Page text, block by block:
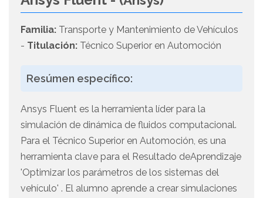
Familia: Transporte y Mantenimiento de Vehículos
- Titulación: Técnico Superior en Automoción
Resúmen específico:
Ansys Fluent es la herramienta líder para la
simulación de dinámica de fluidos computacional.
Para el Técnico Superior en Automoción, es una
herramienta clave para el Resultado deAprendizaje
'Optimizar los parámetros de los sistemas del
vehículo' . El alumno aprende a crear simulaciones